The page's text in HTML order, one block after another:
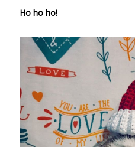
Ho ho ho!